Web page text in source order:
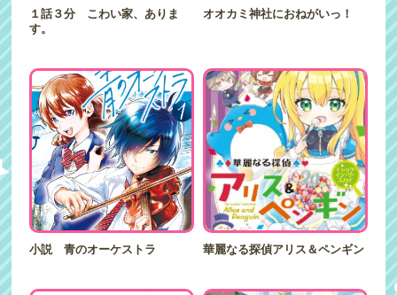
１話３分 こわい家、ありま
す。
オオカミ神社におねがいっ！
小説 青のオーケストラ 華麗なる探偵アリス＆ペンギン